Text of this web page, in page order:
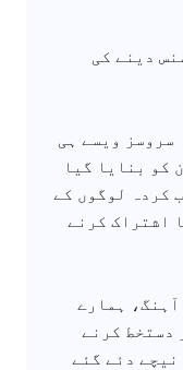
دینے کی
سروسز ویسے ہی
کو بنایا گیا
کردہ لوگوں کے
اشتراک کرنے
آہنگ، ہمارے
دستخط کرنے
نیچے دئے گئے